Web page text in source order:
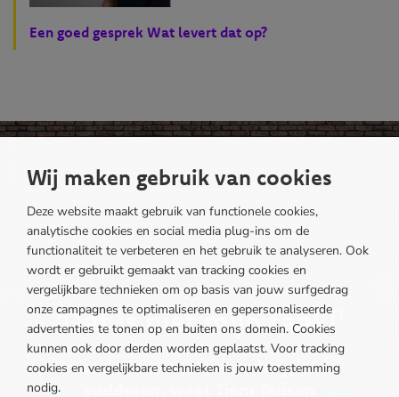
Een goed gesprek Wat levert dat op?
'Dat is niet mijn taak!'
Irritaties moet je niet te lang laten
Wij maken gebruik van cookies
Deze website maakt gebruik van functionele cookies,
analytische cookies en social media plug-ins om de
functionaliteit te verbeteren en het gebruik te analyseren. Ook
wordt er gebruikt gemaakt van tracking cookies en
vergelijkbare technieken om op basis van jouw surfgedrag
onze campagnes te optimaliseren en gepersonaliseerde
advertenties te tonen op en buiten ons domein. Cookies
kunnen ook door derden worden geplaatst. Voor tracking
cookies en vergelijkbare technieken is jouw toestemming
nodig.